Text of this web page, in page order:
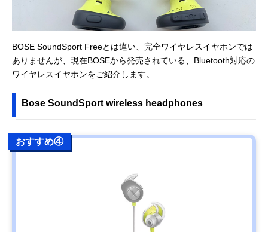
BOSE SoundSport Freeとは違い、完全ワイヤレスイヤホンでは
ありませんが、現在BOSEから発売されている、Bluetooth対応の
ワイヤレスイヤホンをご紹介します。
Bose SoundSport wireless headphones
おすすめ④